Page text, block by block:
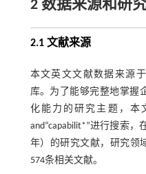
2 数据来源和研
2.1 文献来源
本文英文文献数据来源于
库。为了能够完整地掌握
化能力的研究主题，本
and“capabilit*”进行搜索，
年）的研究文献，研究领
574条相关文献。